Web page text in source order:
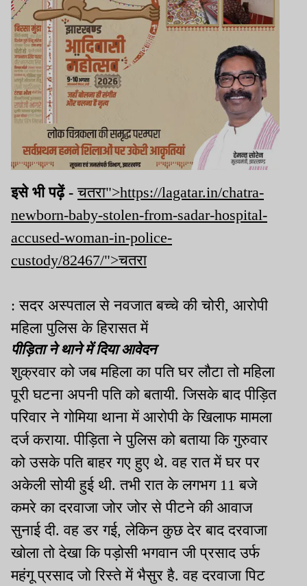
इसे भी पढ़ें - चतरा">https://lagatar.in/chatra-
newborn-baby-stolen-from-sadar-hospital-
accused-woman-in-police-
custody/82467/">चतरा
: सदर अस्पताल से नवजात बच्चे की चोरी, आरोपी
महिला पुलिस के हिरासत में
पीड़िता ने थाने में दिया आवेदन
शुक्रवार को जब महिला का पति घर लौटा तो महिला
पूरी घटना अपनी पति को बतायी. जिसके बाद पीड़ित
परिवार ने गोमिया थाना में आरोपी के खिलाफ मामला
दर्ज कराया. पीड़िता ने पुलिस को बताया कि गुरुवार
को उसके पति बाहर गए हुए थे. वह रात में घर पर
अकेली सोयी हुई थी. तभी रात के लगभग 11 बजे
कमरे का दरवाजा जोर जोर से पीटने की आवाज
सुनाई दी. वह डर गई, लेकिन कुछ देर बाद दरवाजा
खोला तो देखा कि पड़ोसी भगवान जी प्रसाद उर्फ
महंगू प्रसाद जो रिस्ते में भैसुर है. वह दरवाजा पिट